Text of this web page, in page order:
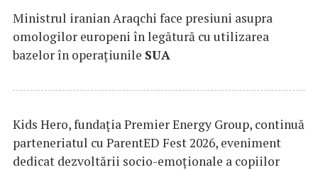
Ministrul iranian Araqchi face presiuni asupra
omologilor europeni în legătură cu utilizarea
bazelor în operațiunile SUA
Kids Hero, fundația Premier Energy Group, continuă
parteneriatul cu ParentED Fest 2026, eveniment
dedicat dezvoltării socio-emoționale a copiilor